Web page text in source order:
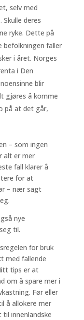
selv med
deres
ryke. Dette på
befolkningen faller
i året. Norges
i Den
blir
gjøres å komme
på at det går,
– som ingen
alt er mer
fall klarer å
for at
– nær sagt
nye
til.
for bruk
med fallende
tips er at
om å spare mer i
Før eller
å allokere mer
innenlandske